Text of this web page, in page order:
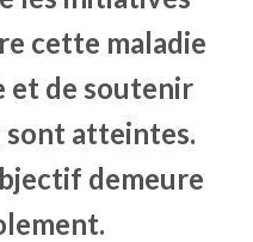
cette maladie
et de soutenir
sont atteintes.
demeure